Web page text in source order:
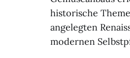
historische
angelegten
modernen